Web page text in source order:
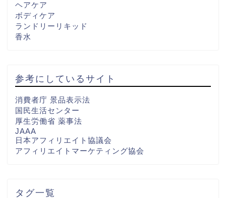
ヘアケア
ボディケア
ランドリーリキッド
香水
参考にしているサイト
消費者庁 景品表示法
国民生活センター
厚生労働省 薬事法
JAAA
日本アフィリエイト協議会
アフィリエイトマーケティング協会
タグ一覧